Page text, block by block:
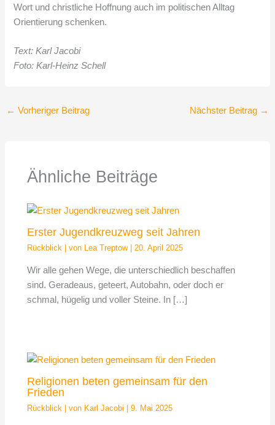
Wort und christliche Hoffnung auch im politischen Alltag
Orientierung schenken.
Text: Karl Jacobi
Foto: Karl-Heinz Schell
← Vorheriger Beitrag Nächster Beitrag →
Ähnliche Beiträge
Erster Jugendkreuzweg seit Jahren
Rückblick | von Lea Treptow | 20. April 2025
Wir alle gehen Wege, die unterschiedlich beschaffen
sind. Geradeaus, geteert, Autobahn, oder doch er
schmal, hügelig und voller Steine. In […]
Religionen beten gemeinsam für den
Frieden
Rückblick | von Karl Jacobi |9. Mai 2025